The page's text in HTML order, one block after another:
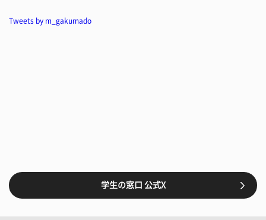
Tweets by m_gakumado
学生の窓口 公式X